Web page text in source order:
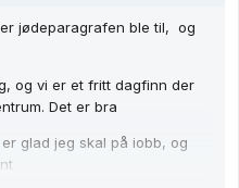
jødeparagrafen ble til, og
og vi er et fritt dagfinn der
Det er bra
glad jeg skal på iobb, og